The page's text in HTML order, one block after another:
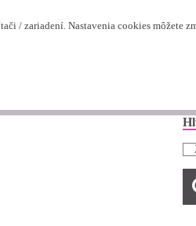
/ zariadení. Nastavenia cookies môžete